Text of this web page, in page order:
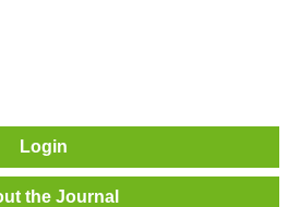
Login
the Journal